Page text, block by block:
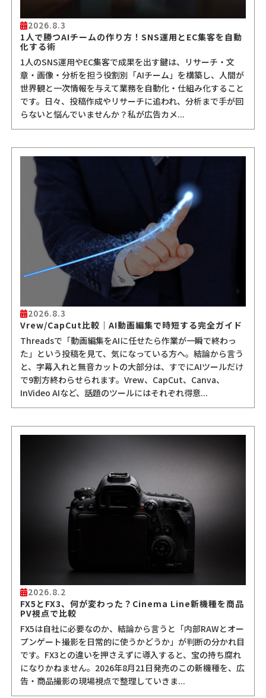
2026.8.3
1人で勝つAIチームの作り方！SNS運用とEC集客を自動
化する術
1人のSNS運用やEC集客で成果を出す鍵は、リサーチ・文
章・画像・分析を担う役割別「AIチーム」を構築し、人間が
世界観と一次情報を与えて業務を自動化・仕組み化すること
です。日々、投稿作成やリサーチに追われ、分析まで手が回
らないと悩んでいませんか？私が広告カメ...
2026.8.3
Vrew/CapCut比較｜AI動画編集で時短する完全ガイド
Threadsで「動画編集をAIに任せたら作業が一瞬で終わっ
た」という投稿を見て、気になっている方へ。結論から言う
と、字幕入れと無音カットの大部分は、すでにAIツールだけ
で9割方終わらせられます。Vrew、CapCut、Canva、
InVideo AIなど、話題のツールにはそれぞれ得意...
2026.8.2
FX5とFX3、何が変わった？Cinema Line新機種を商品
PV視点で比較
FX5は自社に必要なのか、結論から言うと「内部RAWとオー
プンゲート撮影を日常的に使うかどうか」が判断の分かれ目
です。FX3との違いを押さえずに導入すると、宝の持ち腐れ
になりかねません。2026年8月21日発売のこの新機種を、広
告・商品撮影の現場視点で整理していきま...